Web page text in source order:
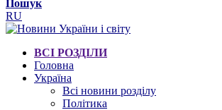
Пошук
RU
ВСІ РОЗДІЛИ
Головна
Україна
Всі новини розділу
Політика